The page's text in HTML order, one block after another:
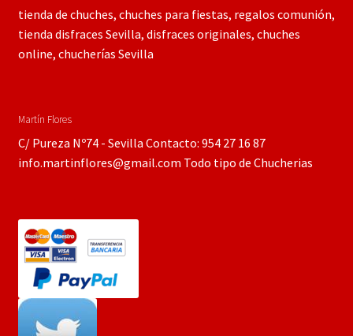
tienda de chuches, chuches para fiestas, regalos comunión,
tienda disfraces Sevilla, disfraces originales, chuches
online, chucherías Sevilla
Martín Flores
C/ Pureza Nº74 - Sevilla Contacto: 954 27 16 87
info.martinflores@gmail.com Todo tipo de Chucherias